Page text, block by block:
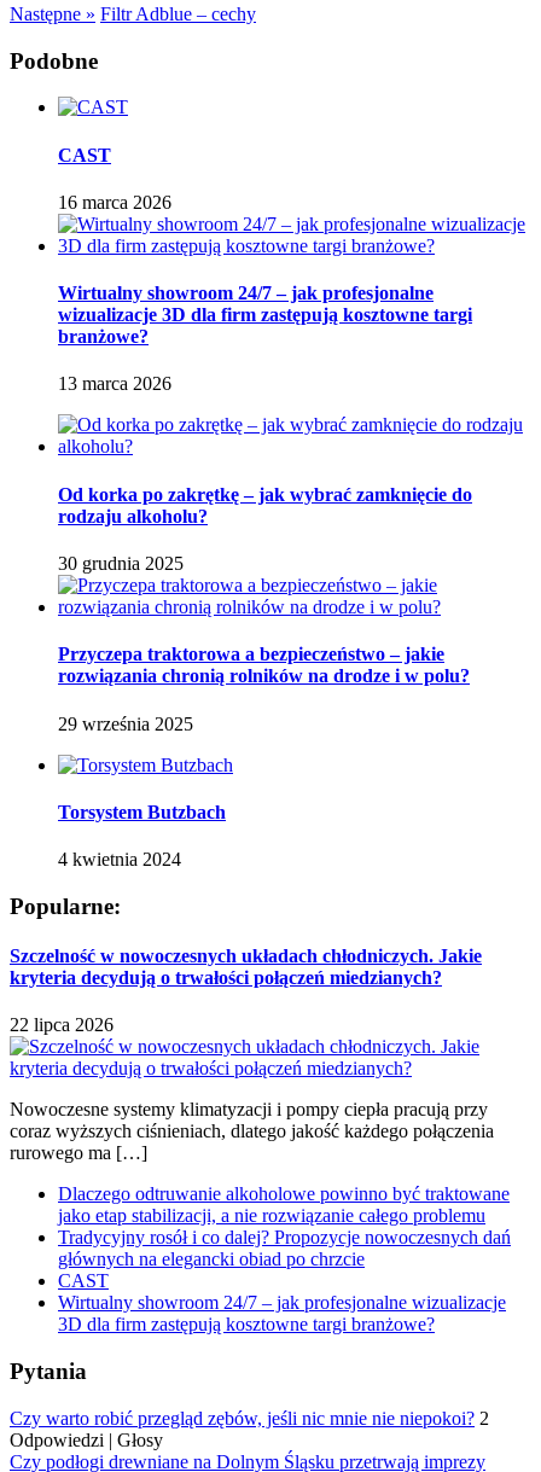
Następne » Filtr Adblue – cechy
Podobne
CAST
16 marca 2026
Wirtualny showroom 24/7 – jak profesjonalne
wizualizacje 3D dla firm zastępują kosztowne targi
branżowe?
13 marca 2026
Od korka po zakrętkę – jak wybrać zamknięcie do
rodzaju alkoholu?
30 grudnia 2025
Przyczepa traktorowa a bezpieczeństwo – jakie
rozwiązania chronią rolników na drodze i w polu?
29 września 2025
Torsystem Butzbach
4 kwietnia 2024
Popularne:
Szczelność w nowoczesnych układach chłodniczych. Jakie
kryteria decydują o trwałości połączeń miedzianych?
22 lipca 2026
Nowoczesne systemy klimatyzacji i pompy ciepła pracują przy
coraz wyższych ciśnieniach, dlatego jakość każdego połączenia
rurowego ma […]
Dlaczego odtruwanie alkoholowe powinno być traktowane
jako etap stabilizacji, a nie rozwiązanie całego problemu
Tradycyjny rosół i co dalej? Propozycje nowoczesnych dań
głównych na elegancki obiad po chrzcie
CAST
Wirtualny showroom 24/7 – jak profesjonalne wizualizacje
3D dla firm zastępują kosztowne targi branżowe?
Pytania
Czy warto robić przegląd zębów, jeśli nic mnie nie niepokoi? 2
Odpowiedzi | Głosy
Czy podłogi drewniane na Dolnym Śląsku przetrwają imprezy